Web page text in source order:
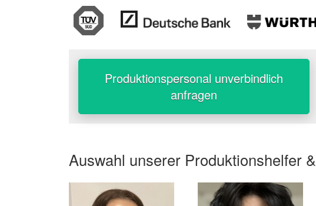
Produktionspersonal unverbindlich
anfragen
Auswahl unserer Produktionshelfer &